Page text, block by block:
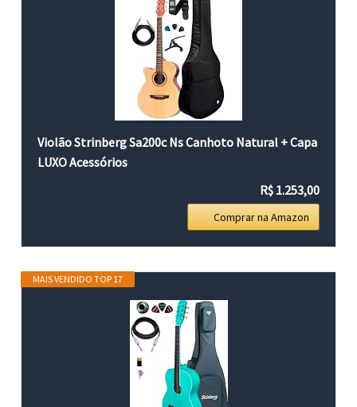
Violão Strinberg Sa200c Ns Canhoto Natural + Capa
LUXO Acessórios
R$ 1.253,00
Comprar na Amazon
MAIS VENDIDO TOP 17